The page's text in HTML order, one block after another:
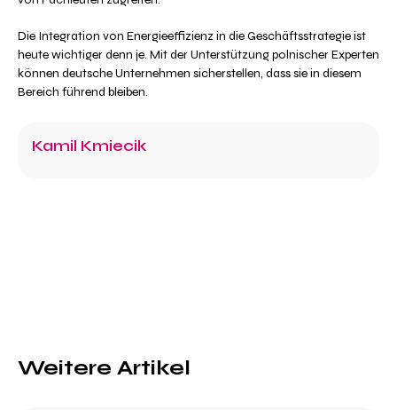
Die Integration von Energieeffizienz in die Geschäftsstrategie ist
heute wichtiger denn je. Mit der Unterstützung polnischer Experten
können deutsche Unternehmen sicherstellen, dass sie in diesem
Bereich führend bleiben.
Kamil Kmiecik
Weitere Artikel